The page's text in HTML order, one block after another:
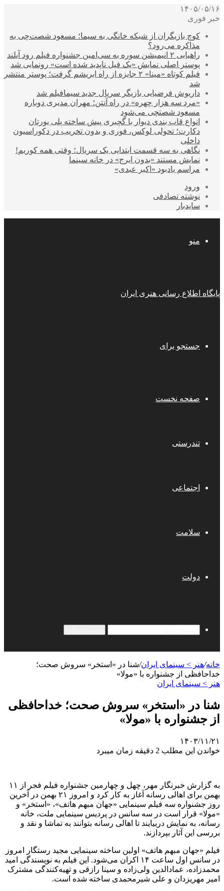
۱۴۰۵/۰۵/۱۶
خبر فوری
کوچ بازیگران از شبکه خانگی به سیما؛ مسعود شصت‌چی به
مذاکره می‌رود؟
راهیابی ۲ انیمیشن سوره به سی‌امین جشنواره فیلم رود آیلند
پوستر اصلی نمایش «یک فیل ناپدید شده است» رونمایی شد
فیلم کوتاه «مینا» ۲ جایزه از راه ابریشم گرفت؛ پوستر منتشر
شد
داریوش فرضیایی بازیگر سریال جدید سیمافیلم شد
«مرد سه هزار چهره» در راه آنتن؛ مهران مدیری دوباره
مسعود شصتچی می‌شود
انواع قاب بندی دیوار با گچبری پیش ساخته پلی یورتان
دکارت؛ تحولی لوکس، فوری و بدون تخریب در دکوراسیون
داخلی
نگاهی به سه قسمت ابتدایی یک سریال؛ وقتی همه کوریم!
نمایش مستند «بدون ایرج» در خانه سینما
مراسم یادبود «اکبر عبدی»
ورود
نوشته تصادفی
سایدبار
منو
پایگاه اطلاع رسانی هنری ایران
جستجو برای
صفحه نخست
تندرستی
اجتماعی
سلامت
دولت
خانه/هنر > سینمای ایران/شنا در «استخر» سروش صحت؛
خداحافظی از جشنواره با «مولا»
هنر > سینمای ایران
شنا در «استخر» سروش صحت؛ خداحافظی
از جشنواره با «مولا»
۱۴۰۳/۱۱/۲۱
خواندن این مطلب 2 دقیقه زمان میبرد
به گزارش خبرنگار مهر، چهل و چهارمین جشنواره فیلم فجر از ۱۱
بهمن برای اهالی رسانه آغاز به کار کرد و امروز ۲۱ بهمن در آخرین
روز جشنواره سه فیلم سینمایی «جهان مبهم هاتف»، «استخر» و
«مولا» قرار است در سه سانس در پردیس سینمایی ملت، خانه
رسانه، به نمایش دربیایند تا اهالی رسانه بتوانند به تماشا و نقد و
بررسی این آثار بپردازند.
فیلم «جهان مبهم هاتف» اولین ساخته سینمایی مجید رستگار امروز
در سانس اول ساعت ۱۴ اکران می‌شود. این فیلم به نویسندگی امید
محمدزاده، عمادالدین ولی‌زاده و سینا رازقی و تهیه‌کنندگی مشترک
امیر مهریزدان و علی شیرمحمدی ساخته شده است.